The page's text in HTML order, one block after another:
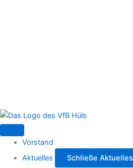
Vorstand
Aktuelles
Schließe Aktuelles